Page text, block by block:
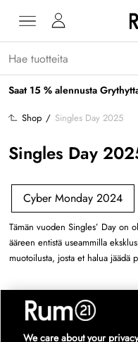
Saat 15 % alennusta
Shop / Singles Day 2025
Singles Day
Cyber Monday 2024
Tämän vuoden Singles’ Day on
ääreen entistä useammilla
muotoilusta, josta et halua jäädä
We care about your